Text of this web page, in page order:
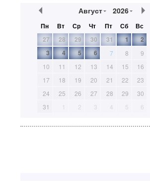
Август 2026
Пн Вт Ср Чт Пт Сб
Вс
27
28 29 30 31 1
2
3
4 5 6 7 8
9
10
11 12 13 14 15
16
17
18 19 20 21 22
23
24
25 26 27 28 29
30
31
1 2 3 4 5 6